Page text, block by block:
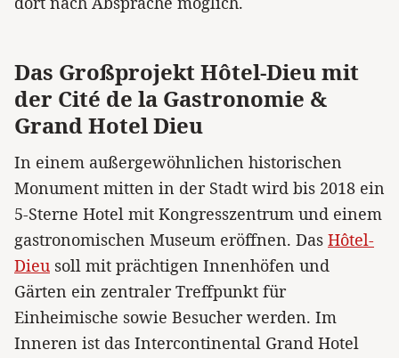
Das Großprojekt Hôtel-Dieu mit
der Cité de la Gastronomie &
Grand Hotel Dieu
In einem außergewöhnlichen historischen
Monument mitten in der Stadt wird bis 2018 ein
5-Sterne Hotel mit Kongresszentrum und einem
gastronomischen Museum eröffnen. Das Hôtel-
Dieu soll mit prächtigen Innenhöfen und
Gärten ein zentraler Treffpunkt für
Einheimische sowie Besucher werden. Im
Inneren ist das Intercontinental Grand Hotel